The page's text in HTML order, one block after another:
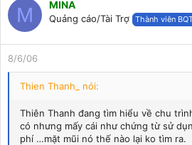
M MINA
Quảng cáo/Tài Trợ Thành viên
8/6/06
Thien Thanh_ nói:
Thiên Thanh đang tìm hiểu về chu
có nhưng mấy cái như chứng từ sử
phí …mặt mũi nó thế nào lại ko tìm ra.